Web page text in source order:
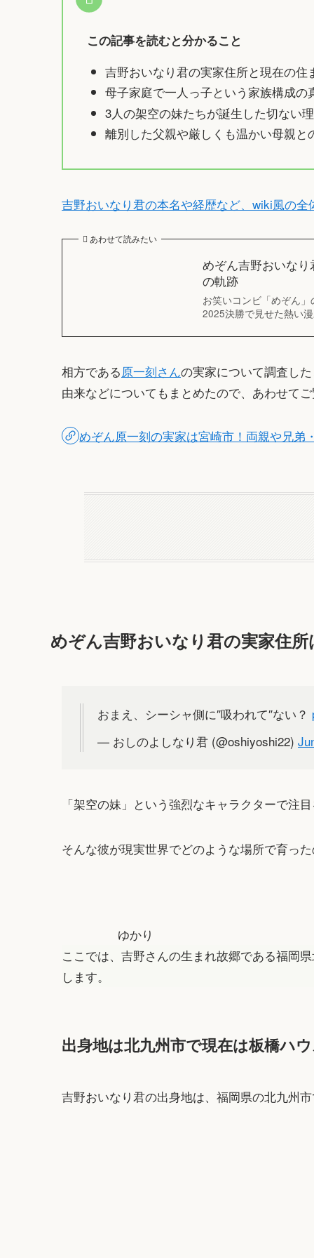
この記事を読むと分かること
吉野おいなり君の実家住所と現在の住
母子家庭で一人っ子という家族構成の
3人の架空の妹たちが誕生した切ない
離別した父親や厳しくも温かい母親と
吉野おいなり君の本名や経歴など、wiki風の全
あわせて読みたい
めぞん吉野おいな
の軌跡
お笑いコンビ「めぞん
2025決勝で見せた熱い
相方である原一刻さんの実家について調査し
由来などについてもまとめたので、あわせて
めぞん原一刻の実家は宮崎市！両親や兄弟
めぞん吉野おいなり君の実家住
おまえ、シーシャ側に″吸われて″ない？
— おしのよしなり君 (@oshiyoshi22)
「架空の妹」という強烈なキャラクターで注
そんな彼が現実世界でどのような場所で育っ
ゆかり
ここでは、吉野さんの生まれ故郷である福岡
します。
出身地は北九州市で現在は板橋ハ
吉野おいなり君の出身地は、福岡県の北九州